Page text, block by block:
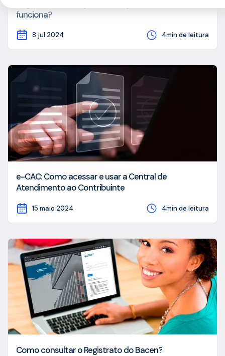
funciona?
8 jul 2024 4min de leitura
e-CAC: Como acessar e usar a Central de
Atendimento ao Contribuinte
15 maio 2024 4min de leitura
Como consultar o Registrato do Bacen?